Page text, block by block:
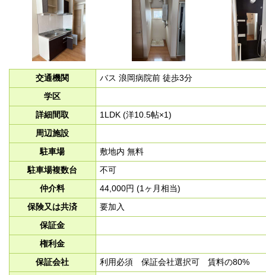
交通機関
バス 浪岡病院前 徒歩3分
学区
詳細間取
1LDK (洋10.5帖×1)
周辺施設
駐車場
敷地内 無料
駐車場複数台
不可
仲介料
44,000円 (1ヶ月相当)
保険又は共済
要加入
保証金
権利金
保証会社
利用必須 保証会社選択可 賃料の80%